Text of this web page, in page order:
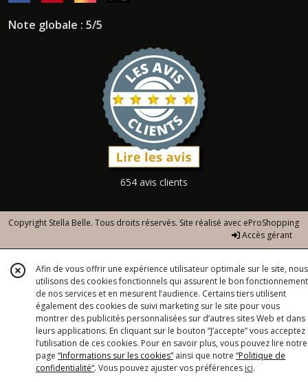
Note globale : 5/5
654 avis clients
Copyright Stella Belle. Tous droits réservés. Site réalisé avec eProShopping
Accès gérant
Afin de vous offrir une expérience utilisateur optimale sur le site, nous
utilisons des cookies fonctionnels qui assurent le bon fonctionnement
de nos services et en mesurent l’audience. Certains tiers utilisent
également des cookies de suivi marketing sur le site pour vous
montrer des publicités personnalisées sur d’autres sites Web et dans
leurs applications. En cliquant sur le bouton “J’accepte” vous acceptez
l’utilisation de ces cookies. Pour en savoir plus, vous pouvez lire notre
page “Informations sur les cookies” ainsi que notre “Politique de
confidentialité“. Vous pouvez ajuster vos préférences ici.